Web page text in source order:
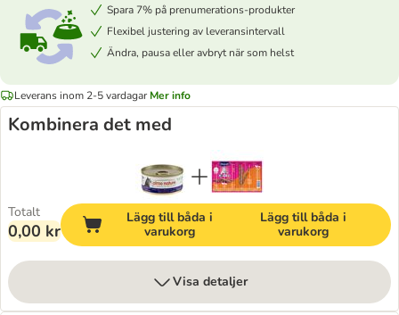
Spara 7% på prenumerations-produkter
Flexibel justering av leveransintervall
Ändra, pausa eller avbryt när som helst
Leverans inom 2-5 vardagar Mer info
Kombinera det med
Totalt
0,00 kr
Lägg till båda i
varukorg
Lägg till båda i
varukorg
Visa detaljer